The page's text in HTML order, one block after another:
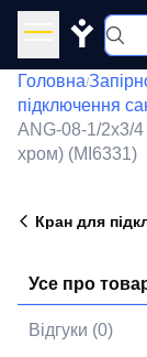
Y
Головна/
підключення
ANG-08-1/2x3/4
хром) (MI6331)
Кран для
Усе про
Відгуки (0)